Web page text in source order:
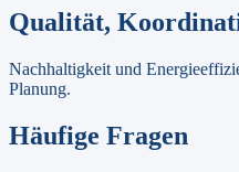
Qualität,
Nachhaltigkeit und
Planung.
Häufige Fragen